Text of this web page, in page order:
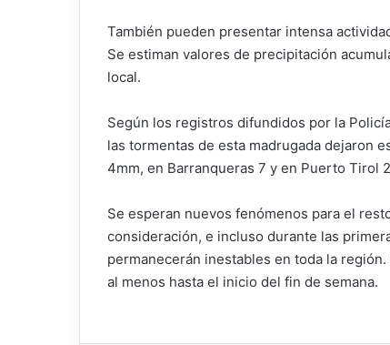
También pueden presentar intensa
Se estiman valores de precipitación
local.
Según los registros difundidos por la
las tormentas de esta madrugada dejaron
4mm, en Barranqueras 7 y en Puerto Tirol
Se esperan nuevos fenómenos para el
consideración, e incluso durante las
permanecerán inestables en toda la
al menos hasta el inicio del fin de semana.